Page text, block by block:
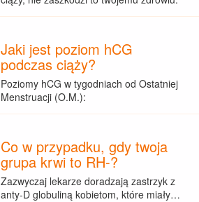
Jaki jest poziom hCG
podczas ciąży?
Poziomy hCG w tygodniach od Ostatniej
Menstruacji (O.M.):
Co w przypadku, gdy twoja
grupa krwi to RH-?
Zazwyczaj lekarze doradzają zastrzyk z
anty-D globuliną kobietom, które miały…